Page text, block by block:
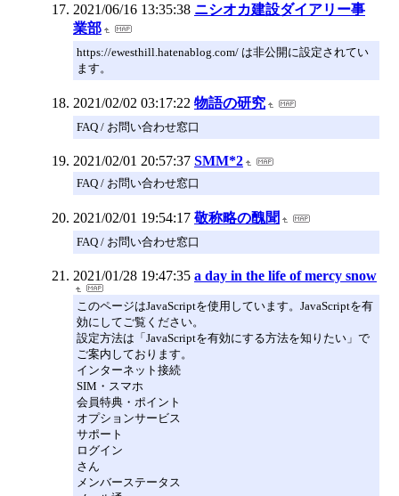
2021/06/16 13:35:38 ニシオカ建設ダイアリー事
業部
https://ewesthill.hatenablog.com/ は非公開に設定されてい
ます。
2021/02/02 03:17:22 物語の研究
FAQ / お問い合わせ窓口
2021/02/01 20:57:37 SMM*2
FAQ / お問い合わせ窓口
2021/02/01 19:54:17 敬称略の醜聞
FAQ / お問い合わせ窓口
2021/01/28 19:47:35 a day in the life of mercy snow
このページはJavaScriptを使用しています。JavaScriptを有
効にしてご覧ください。
設定方法は「JavaScriptを有効にする方法を知りたい」で
ご案内しております。
インターネット接続
SIM・スマホ
会員特典・ポイント
オプションサービス
サポート
ログイン
さん
メンバーステータス